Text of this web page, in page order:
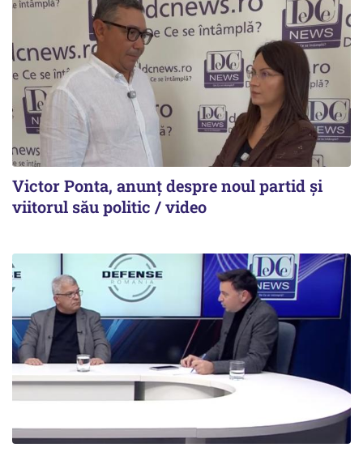
Victor Ponta, anunț despre noul partid și
viitorul său politic / video